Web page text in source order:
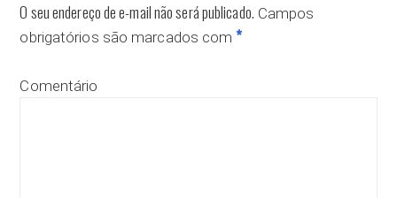
O seu endereço de e-mail não será publicado. Campos
obrigatórios são marcados com *
Comentário